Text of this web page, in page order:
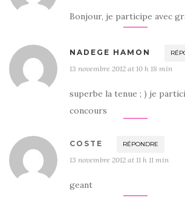
Bonjour, je participe avec
NADEGE HAMON
13 novembre 2012 at 10 h 18 min
superbe la tenue ; ) je
concours
COSTE RÉPONDRE
13 novembre 2012 at 11 h 11 min
geant